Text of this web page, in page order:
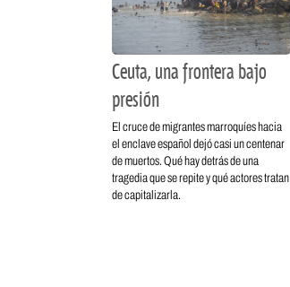
Ceuta, una frontera bajo
presión
El cruce de migrantes marroquíes hacia
el enclave español dejó casi un centenar
de muertos. Qué hay detrás de una
tragedia que se repite y qué actores tratan
de capitalizarla.